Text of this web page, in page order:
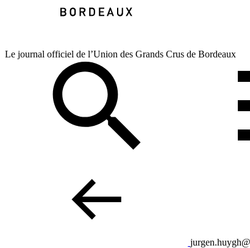
Le journal officiel de l’Union des Grands Crus de Bordeaux